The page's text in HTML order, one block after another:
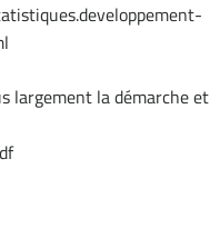
largement la démarche et